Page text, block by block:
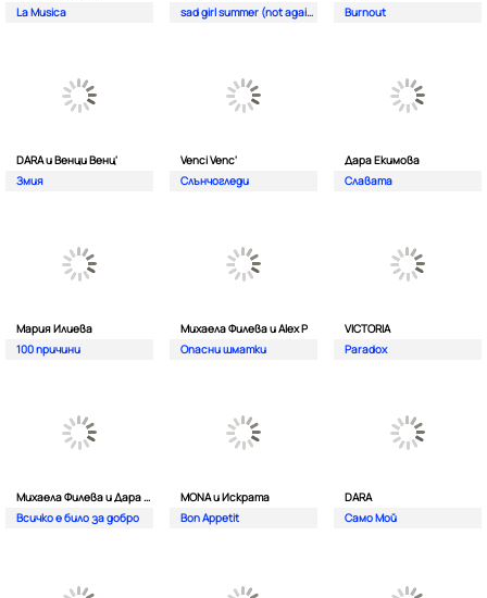
La Musica
sad girl summer (not again)
Burnout
DARA и Венци Венц'
Змия
Venci Venc'
Слънчогледи
Дара Екимова
Славата
Мария Илиева
100 причини
Михаела Филева и Alex P
Опасни шматки
VICTORIA
Paradox
Михаела Филева и Дара Екимова
Всичко е било за добро
MONA и Искрата
Bon Appetit
DARA
Само Мой